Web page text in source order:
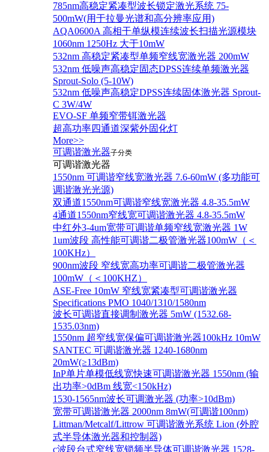
785nm高稳定紧凑型波长锁定激光系统 75-
500mW(用于拉曼光谱和高分辨率应用)
AQA0600A 高相干单纵模连续波长扫描光源模块
1060nm 1250Hz 大于10mW
532nm 高稳定紧凑型单频窄线宽激光器 200mW
532nm 低噪声高稳定固态DPSS连续单频激光器
Sprout‐Solo (5-10W)
532nm 低噪声高稳定DPSS连续固体激光器 Sprout-
C 3W/4W
EVO-SF 单频窄带铒激光器
超高功率四通道深紫外固化灯
More>>
可调谐激光器子分类
可调谐激光器
1550nm 可调谐窄线宽激光器 7.6-60mW (多功能可
调谐激光光源)
双通道1550nm可调谐窄线宽激光器 4.8-35.5mW
4通道1550nm窄线宽可调谐激光器 4.8-35.5mW
中红外3-4um宽带可调谐单频窄线宽激光器 1W
1um波段 高性能可调谐二极管激光器100mW（＜
100KHz）
900nm波段 窄线宽高功率可调谐二极管激光器
100mW（＜100KHZ）
ASE-Free 10mW 窄线宽紧凑型可调谐激光器
Specifications PMO 1040/1310/1580nm
波长可调谐直接调制激光器 5mW (1532.68-
1535.03nm)
1550nm 超窄线宽保偏可调谐激光器100kHz 10mW
SANTEC 可调谐激光器 1240-1680nm
20mW(≥13dBm)
InP单片单模低线宽快速可调谐激光器 1550nm (输
出功率>0dBm 线宽<150kHz)
1530-1565nm波长可调激光器 (功率>10dBm)
宽带可调谐激光器 2000nm 8mW(可调谐100nm)
Littman/Metcalf/Littrow 可调谐激光系统 Lion (外腔
式半导体激光器和控制器)
c波段台式窄线宽锁频半导体可调谐激光器 1528-